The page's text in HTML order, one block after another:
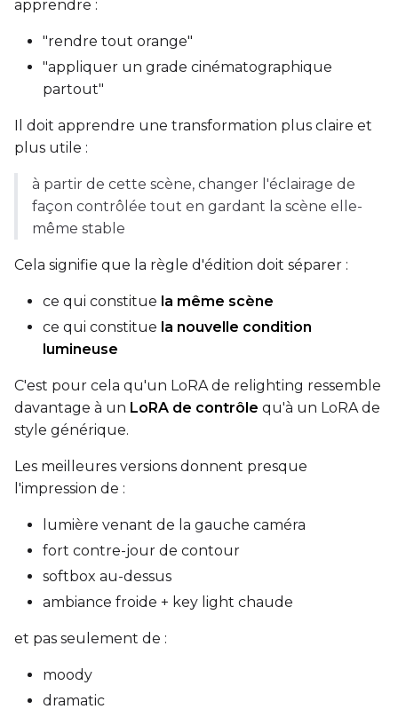
Default Caption
Caption Dropout Rate
Settings
ToggleIs
Is Regularization
Flipping
ToggleFlip Y
Flip Y
apprendre :
"rendre tout orange"
"appliquer un grade cinématographique
partout"
Il doit apprendre une transformation plus claire et
plus utile :
à partir de cette scène, changer l'éclairage de
façon contrôlée tout en gardant la scène elle-
même stable
Cela signifie que la règle d'édition doit séparer :
ce qui constitue la même scène
ce qui constitue la nouvelle condition
lumineuse
C'est pour cela qu'un LoRA de relighting ressemble
davantage à un LoRA de contrôle qu'à un LoRA de
style générique.
Les meilleures versions donnent presque
l'impression de :
lumière venant de la gauche caméra
fort contre-jour de contour
softbox au-dessus
ambiance froide + key light chaude
et pas seulement de :
moody
dramatic